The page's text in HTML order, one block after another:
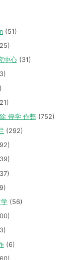
(51)
中心 (31)
停学 作弊 (752)
(292)
(56)
(6)